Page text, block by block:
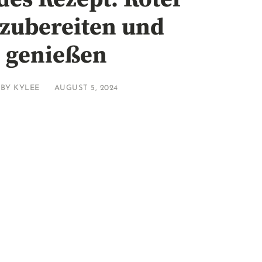
und
genießen
BY KYLEE AUGUST 5, 2024